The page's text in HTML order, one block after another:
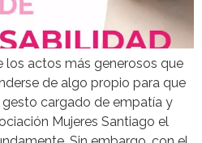
los actos más generosos que
de algo propio para que
gesto cargado de empatía y
Mujeres Santiago el